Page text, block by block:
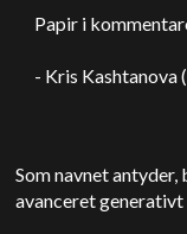
Papir i
- Kris Kashtanova
Som navnet
avanceret